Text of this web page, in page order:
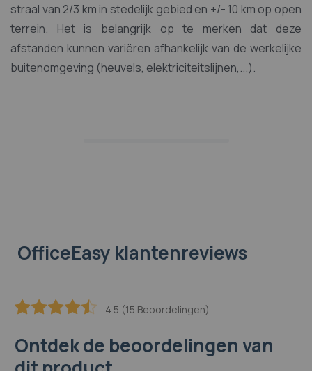
straal van 2/3 km in stedelijk gebied en +/- 10 km op open
terrein. Het is belangrijk op te merken dat deze
afstanden kunnen variëren afhankelijk van de werkelijke
buitenomgeving (heuvels, elektriciteitslijnen,...).
OfficeEasy klantenreviews
4.5 (15 Beoordelingen)
Ontdek de beoordelingen van